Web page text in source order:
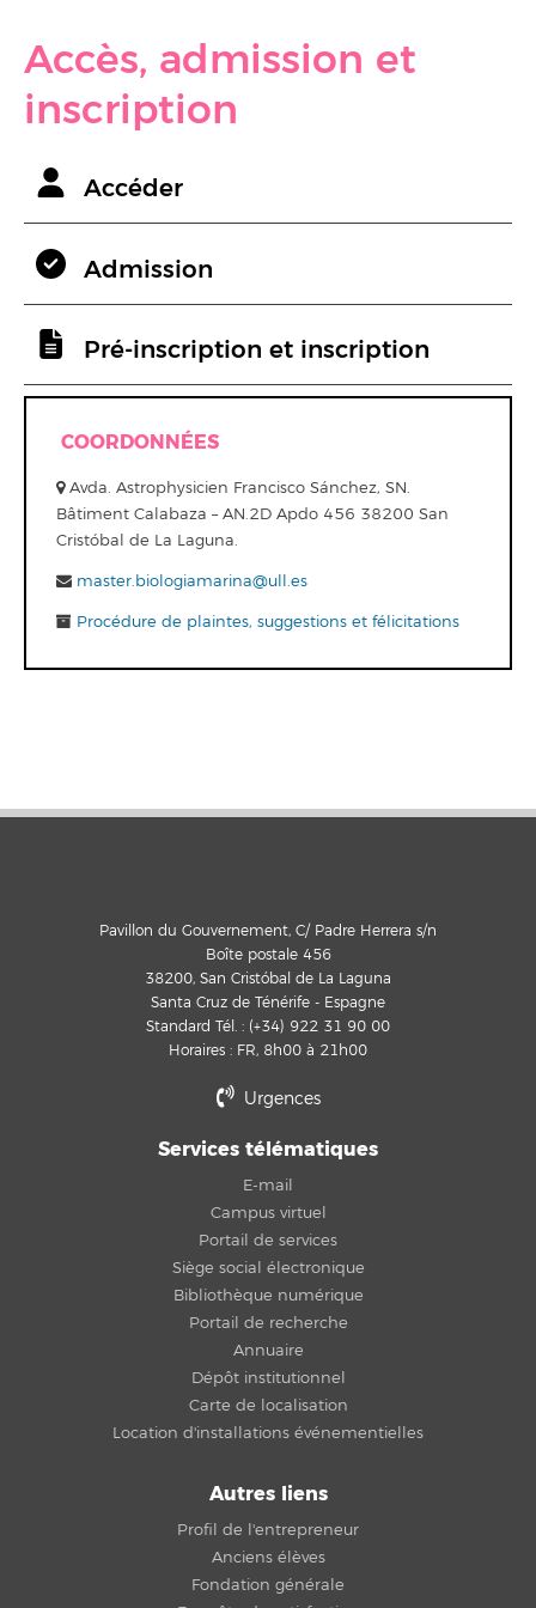
Accès, admission et
inscription
Accéder
Admission
Pré-inscription et inscription
COORDONNÉES
Avda. Astrophysicien Francisco Sánchez, SN.
Bâtiment Calabaza – AN.2D Apdo 456 38200 San
Cristóbal de La Laguna.
master.biologiamarina@ull.es
Procédure de plaintes, suggestions et félicitations
Pavillon du Gouvernement, C/ Padre Herrera s/n
Boîte postale 456
38200, San Cristóbal de La Laguna
Santa Cruz de Ténérife - Espagne
Standard Tél. : (+34) 922 31 90 00
Horaires : FR, 8h00 à 21h00
Urgences
Services télématiques
E-mail
Campus virtuel
Portail de services
Siège social électronique
Bibliothèque numérique
Portail de recherche
Annuaire
Dépôt institutionnel
Carte de localisation
Location d'installations événementielles
Autres liens
Profil de l'entrepreneur
Anciens élèves
Fondation générale